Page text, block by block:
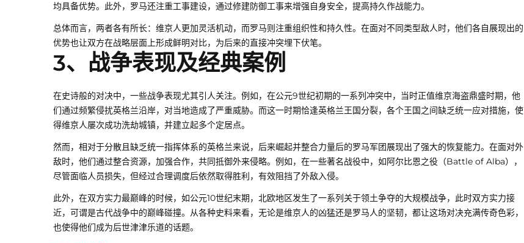
均具备优势。此外，罗马还注重工事建设，通过修建防御工事来增强自身安全，提高持久作战能力。
总体而言，两者各有所长：维京人更加灵活机动，而罗马则注重组织性和持久性。在面对不同类型敌人时，他们各自展现出的
优势也让双方在战略层面上形成鲜明对比，为后来的直接冲突埋下伏笔。
3、战争表现及经典案例
在史诗般的对决中，一些战争表现尤其引人关注。例如，在公元9世纪初期的一系列冲突中，当时正值维京海盗鼎盛时期，他
们通过频繁侵扰英格兰沿岸，对当地造成了严重威胁。而这一时期恰逢英格兰王国分裂，各个王国之间缺乏统一应对措施，使
得维京人屡次成功洗劫城镇，并建立起多个定居点。
然而，相对于分散且缺乏统一指挥体系的英格兰来说，后来崛起并整合力量后的罗马军团展现出了强大的恢复能力。在面对外
敌时，他们通过整合资源，加强合作，共同抵御外来侵略。例如，在一些著名战役中，如阿尔比恩之役（Battle of Alba），
尽管面临人员损失，但经过合理调度后依然取得胜利，有效阻挡了外敌入侵。
此外，在双方实力最巅峰的时候，如公元10世纪末期，北欧地区发生了一系列关于领土争夺的大规模战争，此时双方实力接
近，可谓是古代战争中的巅峰碰撞。从各种史料来看，无论是维京人的凶猛还是罗马人的坚韧，都让这场对决充满传奇色彩，
也使得他们成为后世津津乐道的话题。